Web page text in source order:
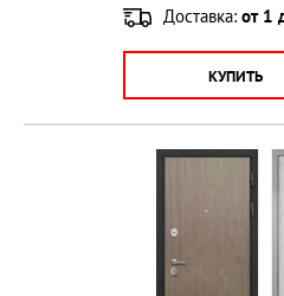
Доставка: от 1
КУПИТЬ